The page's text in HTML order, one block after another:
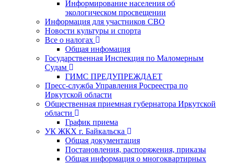
Информирование населения об
экологическом просвещении
Информация для участников СВО
Новости культуры и спорта
Все о налогах
Общая инфомация
Государственная Инспекция по Маломерным
Судам
ГИМС ПРЕДУПРЕЖДАЕТ
Пресс-служба Управления Росреестра по
Иркутской области
Общественная приемная губернатора Иркутской
области
График приема
УК ЖКХ г. Байкальска
Общая документация
Постановления, распоряжения, приказы
Общая информация о многоквартирных